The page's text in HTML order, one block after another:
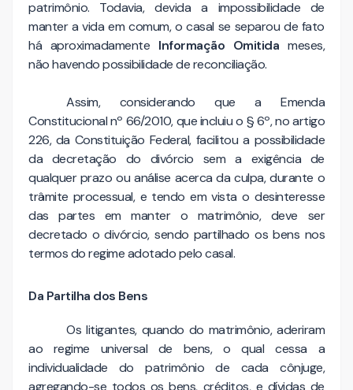
patrimônio. Todavia, devida a impossibilidade de
manter a vida em comum, o casal se separou de fato
há aproximadamente Informação Omitida meses,
não havendo possibilidade de reconciliação.
Assim, considerando que a Emenda
Constitucional nº 66/2010, que incluiu o § 6º, no artigo
226, da Constituição Federal, facilitou a possibilidade
da decretação do divórcio sem a exigência de
qualquer prazo ou análise acerca da culpa, durante o
trâmite processual, e tendo em vista o desinteresse
das partes em manter o matrimônio, deve ser
decretado o divórcio, sendo partilhado os bens nos
termos do regime adotado pelo casal.
Da Partilha dos Bens
Os litigantes, quando do matrimônio, aderiram
ao regime universal de bens, o qual cessa a
individualidade do patrimônio de cada cônjuge,
agregando-se todos os bens, créditos, e dívidas de